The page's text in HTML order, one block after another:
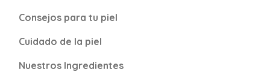
Consejos para tu piel
Cuidado de la piel
Nuestros Ingredientes